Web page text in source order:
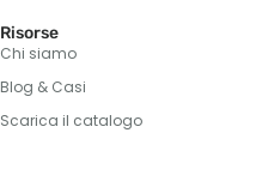
Risorse
Chi siamo
Blog & Casi
Scarica il catalogo